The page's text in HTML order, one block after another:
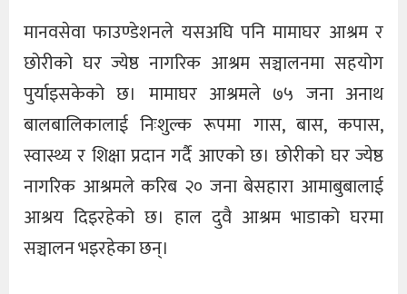
मानवसेवा फाउण्डेशनले यसअघि पनि मामाघर आश्रम र
छोरीको घर ज्येष्ठ नागरिक आश्रम सञ्चालनमा सहयोग
पुर्याइसकेको छ। मामाघर आश्रमले ७५ जना अनाथ
बालबालिकालाई निःशुल्क रूपमा गास, बास, कपास,
स्वास्थ्य र शिक्षा प्रदान गर्दै आएको छ। छोरीको घर ज्येष्ठ
नागरिक आश्रमले करिब २० जना बेसहारा आमाबुबालाई
आश्रय दिइरहेको छ। हाल दुवै आश्रम भाडाको घरमा
सञ्चालन भइरहेका छन्।